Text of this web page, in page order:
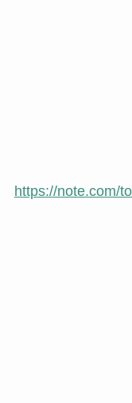
https://note.com/